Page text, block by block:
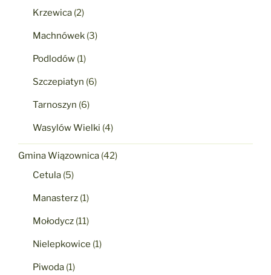
Krzewica (2)
Machnówek (3)
Podlodów (1)
Szczepiatyn (6)
Tarnoszyn (6)
Wasylów Wielki (4)
Gmina Wiązownica (42)
Cetula (5)
Manasterz (1)
Mołodycz (11)
Nielepkowice (1)
Piwoda (1)